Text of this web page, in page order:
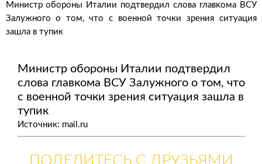
Министр обороны Италии подтвердил слова главкома ВСУ
Залужного о том, что с военной точки зрения ситуация
зашла в тупик
Министр обороны Италии подтвердил
слова главкома ВСУ Залужного о том, что
с военной точки зрения ситуация зашла в
тупик
Источник: mail.ru
ПОДЕЛИТЕСЬ С ДРУЗЬЯМИ